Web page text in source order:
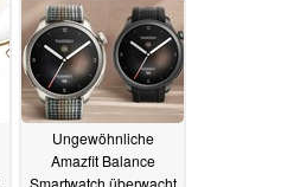
Ungewöhnliche
Amazfit Balance
Smartwatch überwacht